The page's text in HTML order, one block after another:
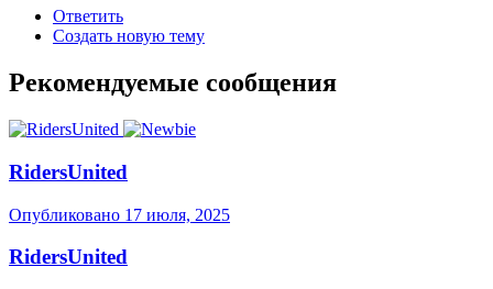
Ответить
Создать новую тему
Рекомендуемые сообщения
RidersUnited
Опубликовано 17 июля, 2025
RidersUnited